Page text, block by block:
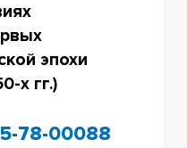
эпохи
х гг.)
78-00088